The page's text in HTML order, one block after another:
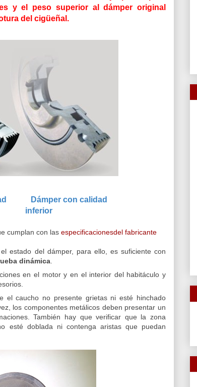
y el peso superior al dámper original
del cigüeñal.
Dámper con calidad
cumplan con las especificacionesdel fabricante
estado del dámper, para ello, es suficiente con
dinámica
en el motor y en el interior del habitáculo y
el caucho no presente grietas ni esté hinchado
los componentes metálicos deben presentar un
También hay que verificar que la zona
esté doblada ni contenga aristas que puedan